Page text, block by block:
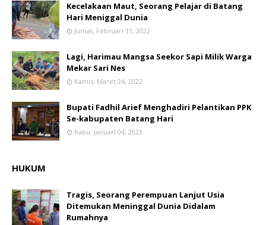
Kecelakaan Maut, Seorang Pelajar di Batang
Hari Meniggal Dunia
Jumat, Februari 11, 2022
Lagi, Harimau Mangsa Seekor Sapi Milik Warga
Mekar Sari Nes
Kamis, Maret 24, 2022
Bupati Fadhil Arief Menghadiri Pelantikan PPK
Se-kabupaten Batang Hari
Rabu, Januari 04, 2023
HUKUM
Tragis, Seorang Perempuan Lanjut Usia
Ditemukan Meninggal Dunia Didalam
Rumahnya